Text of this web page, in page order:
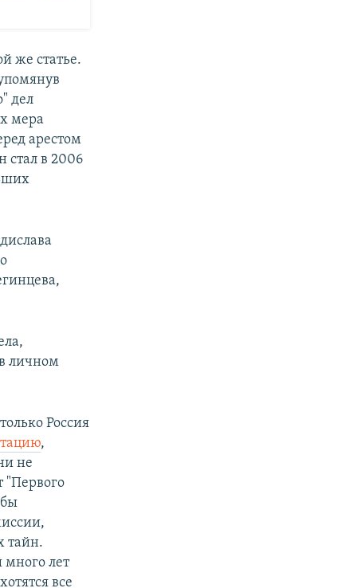
же статье.
дел
мера
арестом
стал в 2006
личном
Россия
,
не
"Первого
тайн.
много лет
все